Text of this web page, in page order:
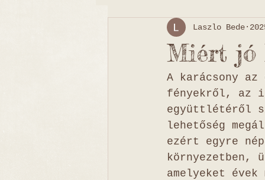
összefoglaló szitter
Miért jó
Laszlo Bede
A karácsony
fényekről, az
együttlétéről
lehetőség
ezért egyre
környezetben,
amelyeket